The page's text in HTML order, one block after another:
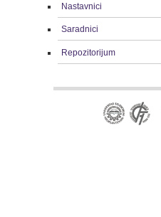
Nastavnici
Saradnici
Repozitorijum